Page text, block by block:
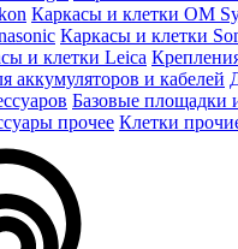
Каркасы и клетки OM
Каркасы и клетки
и клетки Leica
аккумуляторов и кабелей
Базовые площадки
прочее Клетки